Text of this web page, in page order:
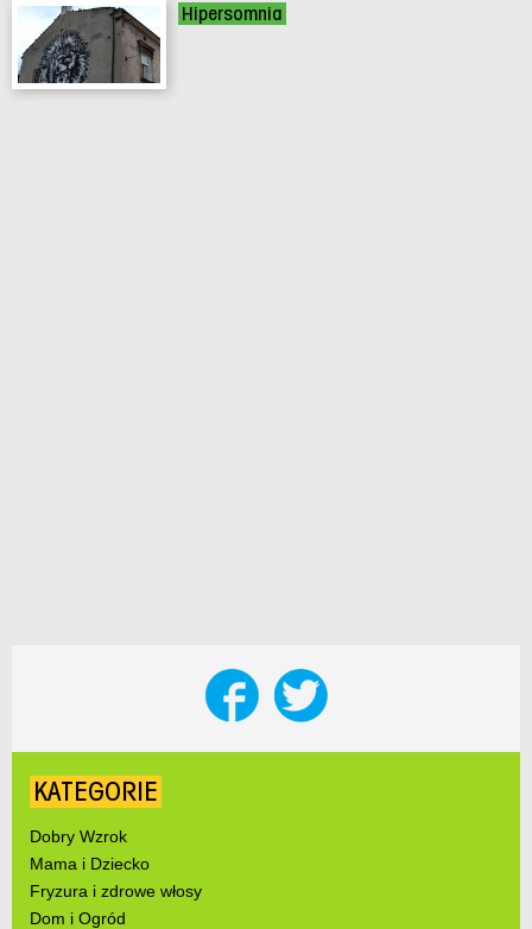
Hipersomnia
KATEGORIE
Dobry Wzrok
Mama i Dziecko
Fryzura i zdrowe włosy
Dom i Ogród